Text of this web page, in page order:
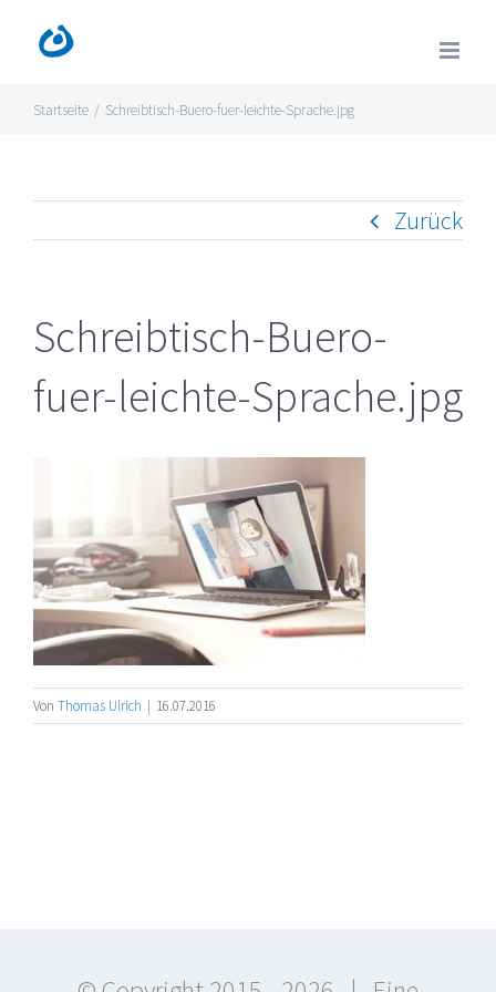
Inhalt
springen
Startseite / Schreibtisch-Buero-fuer-leichte-Sprache.jpg
Zurück
Schreibtisch-Buero-
fuer-leichte-Sprache.jpg
Von Thomas Ulrich | 16.07.2016